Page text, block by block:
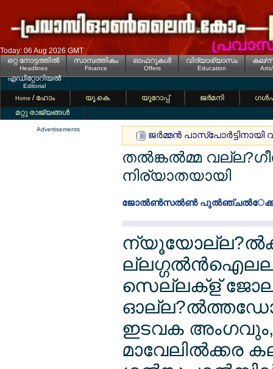
Today: 06 Aug 2026 GMT
ഒറ്റ നോട്ടത്തില്‍
Headlines
സാമ്പത്തികം
Finance
ഓഫറുകള്‍
Offers
വിദ്യാഭ്യാസം
Education
കല/
എഡിറ്റോറിയല്‍
Editorial
Home / ഹോം യൂ.കെ. യൂറോപ്പ് ജര്‍മനി
മറ്റു രാജ്യങ്ങള്‍
Advertisements
ജര്‍മ്മന്‍ പാസ്പോര്‍ട്ടിനായി
തല്‍ങ്കല്‍മ്മ
നിര്യാതയായി
ജോല്‍ണ്‍സല്‍ണ്‍
സെല്ലക്ള്
ഇടവക അംഗവും,
മാവേലില്‍ക്കര